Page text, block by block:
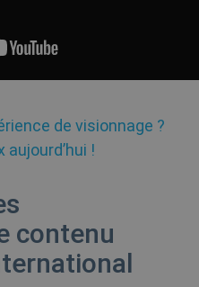
de visionnage ?
!
contenu
habilitent
du site Web telles
ne peut pas être utilisé
Fournisseur /